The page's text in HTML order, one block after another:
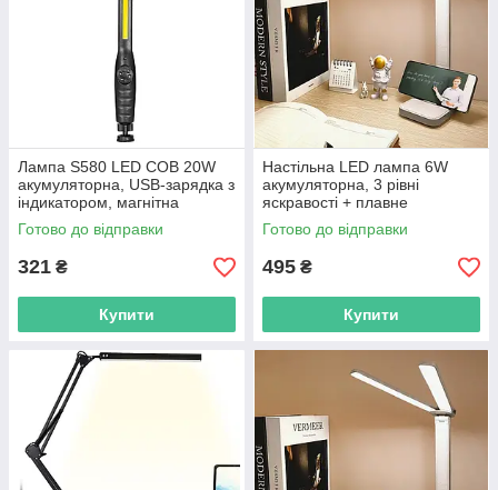
Лампа S580 LED COB 20W
акумуляторна, USB-зарядка з
індикатором, магнітна
основа, портативний ліхтар
Готово до відправки
321 ₴
Купити
Настільна LED лампа 6W
акумуляторна, 3 рівні
яскравості + плавне
регулювання, сенсорна,
USB-зарядка
Готово до відправки
495 ₴
Купити